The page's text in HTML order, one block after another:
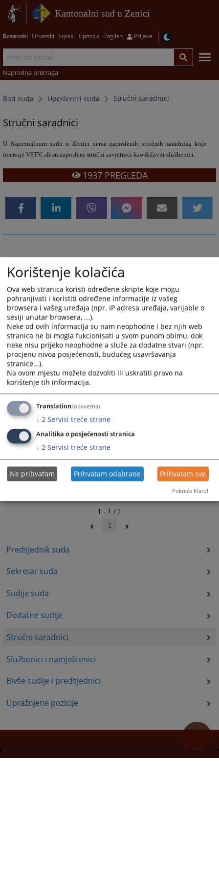
Kantonalni sud u Zenici
Bosanski Hrvatski Srpski Српски English Prijava
Napredna pretraga
Rad suda Uposlenici suda Stručni saradnici
Predsjednik suda
Sekretar suda
Sudije suda
Dodatne sudije
Stručni saradnici
Službenici i namještenici
Bivše sudije i predsjednici
Upražnjene pozicije
Stručni saradnici
U Kantonalnom sudu u Zenici nema zaposlenih stručnih saradnika koje
imenuje VSTV, ali su zaposleni stručni savjetnici kao državni službenici.
1937PREGLEDA
1 - 1 / 1
1
Korištenje kolačića
Ova web stranica koristi određene skripte koje mogu
pohranjivati i koristiti određene informacije iz vašeg
browsera i vašeg uređaja (npr. IP adresa uređaja, varijable o
sesiji unutar browsera, ...).
Neke od ovih informacija su nam neophodne i bez njih web
stranica ne bi mogla fukcionisati u svom punom obimu, dok
neke nisu prijeko neophodne a služe za dodatne stvari (npr.
procjenu nivoa posjećenosti, budućeg usavršavanja
stranice...).
Na ovom mjestu možete dozvoliti ili uskratiti pravo na
korištenje tih informacija.
Translation(obavezna)
↓ 2 Servisi treće strane
Analitika o posjećenosti stranica
↓ 2 Servisi treće strane
Ne prihvatam Prihvatam odabrane Prihvatam sve
Pokreće Klaro!